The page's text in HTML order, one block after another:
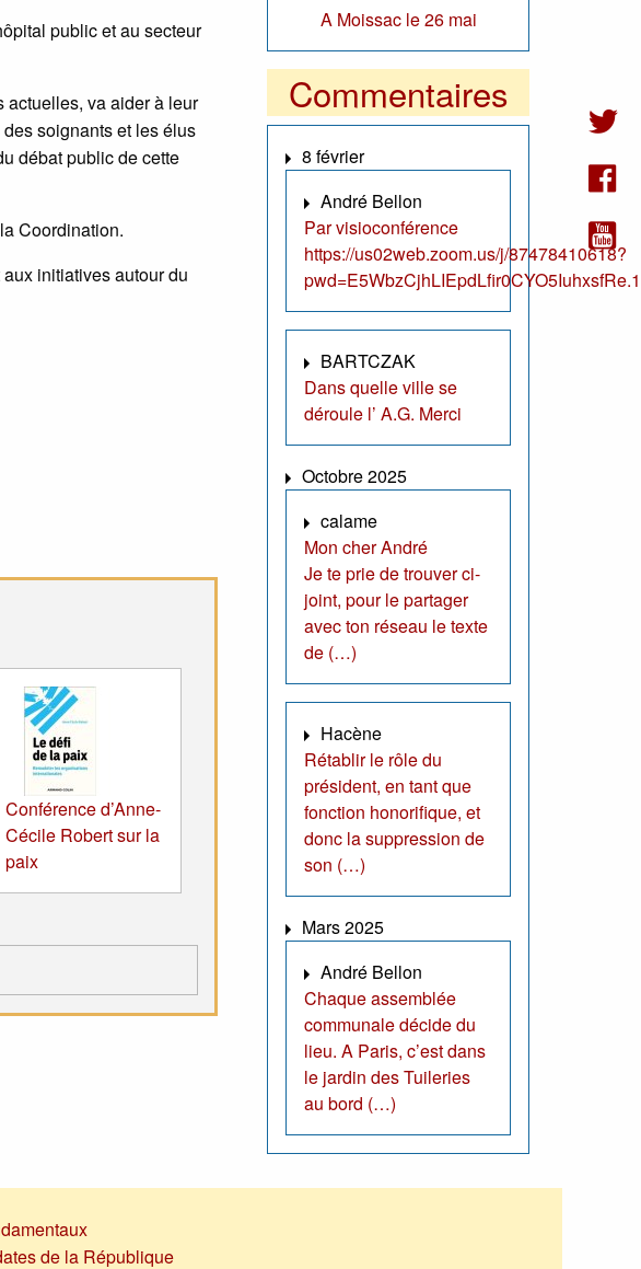
public et au secteur
actuelles, va aider à leur
soignants et les élus
débat public de cette
Coordination.
initiatives autour du
Conférence d’Anne-
Cécile Robert sur la
paix
A Moissac le 26 mai
Commentaires
8 février
André Bellon
Par visioconférence
https://us02web.zoom.us/j/87478410618?
BARTCZAK
Dans quelle ville se
déroule l’ A.G. Merci
Octobre 2025
calame
Mon cher André
Je te prie de trouver ci-
joint, pour le partager
avec ton réseau le texte
de (…)
Hacène
Rétablir le rôle du
président, en tant que
fonction honorifique, et
donc la suppression de
son (…)
Mars 2025
André Bellon
Chaque assemblée
communale décide du
lieu. A Paris, c’est dans
le jardin des Tuileries
au bord (…)
de la République